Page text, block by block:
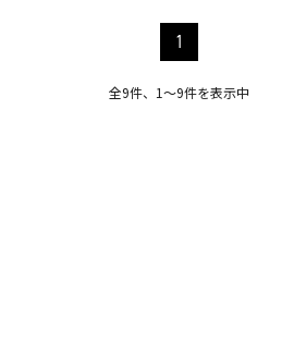
1
全9件、1〜9件を表示中